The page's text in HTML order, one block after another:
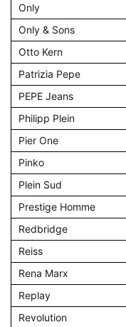
Only
Only & Sons
Otto Kern
Patrizia Pepe
PEPE Jeans
Philipp Plein
Pier One
Pinko
Plein Sud
Prestige Homme
Redbridge
Reiss
Rena Marx
Replay
Revolution